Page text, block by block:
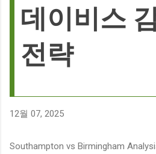
데이비스
전략
12월 07, 2025
Southampton vs Birmingham